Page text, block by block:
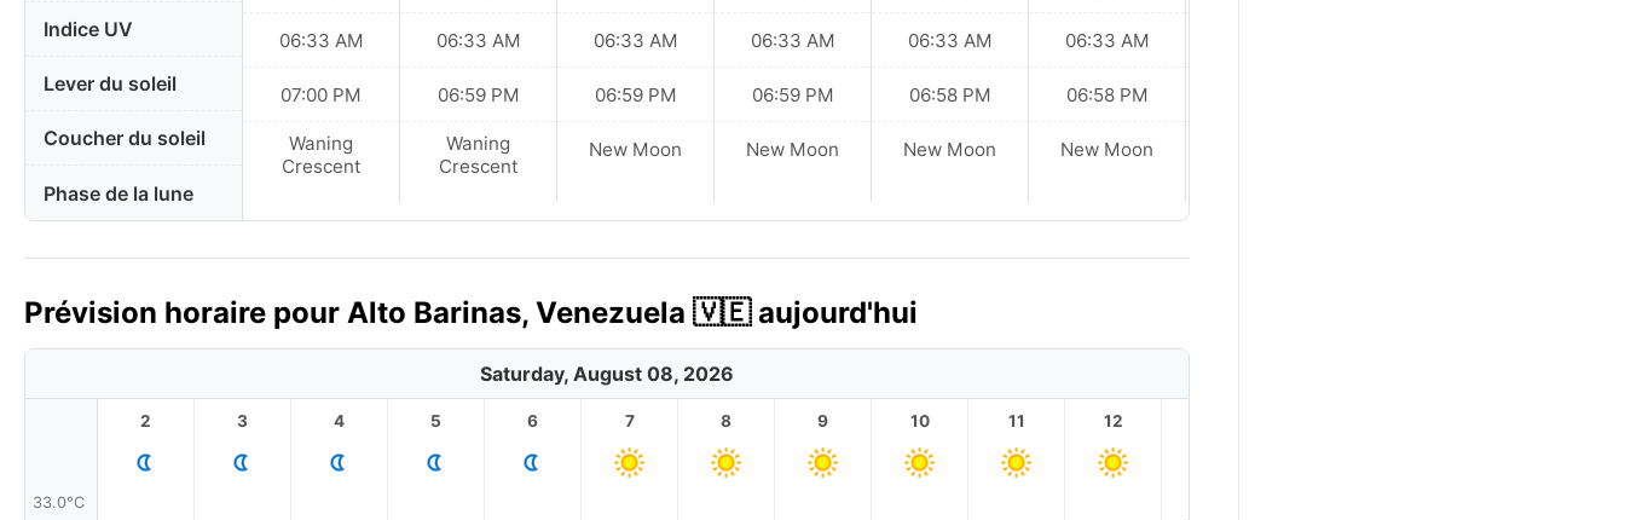
Indice UV
Lever du soleil
Coucher du soleil
Phase de la lune
06:33 AM
07:00 PM
Waning
Crescent
06:33 AM
06:59 PM
Waning
Crescent
06:33 AM
06:59 PM
New Moon
06:33 AM
06:59 PM
New Moon
06:33 AM
06:58 PM
New Moon
06:33 AM
06:58 PM
New Moon
Prévision horaire pour Alto Barinas, Venezuela 🇻🇪 aujourd'hui
Saturday, August 08, 2026
33.0°C
2 3 4 5 6 7 8 9 10 11 12